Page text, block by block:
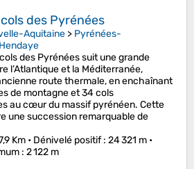
des Pyrénées
Aquitaine > Pyrénées-
Hendaye
des Pyrénées suit une grande
l’Atlantique et la Méditerranée,
route thermale, en enchaînant
de montagne et 34 cols
au cœur du massif pyrénéen. Cette
une succession remarquable de
Km • Dénivelé positif: 24 321 m •
: 2 122 m